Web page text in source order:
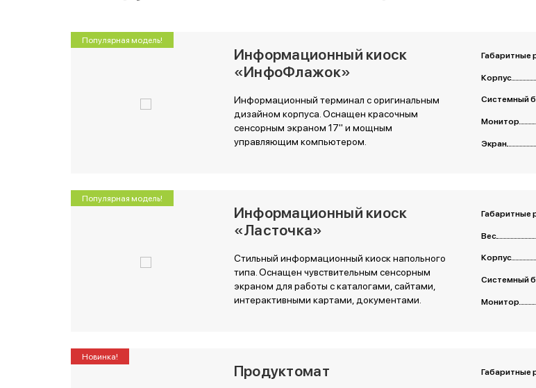
Популярная модель!
Информационный киоск
«ИнфоФлажок»
Информационный терминал с оригинальным
дизайном корпуса. Оснащен красочным
сенсорным экраном 17" и мощным
управляющим компьютером.
Габаритные
Корпус
Системный
Монитор
Экран
Популярная модель!
Информационный киоск
«Ласточка»
Стильный информационный киоск напольного
типа. Оснащен чувствительным сенсорным
экраном для работы с каталогами, сайтами,
интерактивными картами, документами.
Габаритные
Вес
Корпус
Системный
Монитор
Новинка!
Продуктомат Габаритные